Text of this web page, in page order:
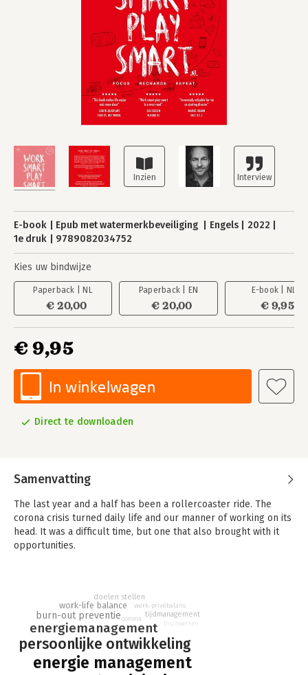
E-book Epub met watermerkbeveiliging Engels
2022
1e druk
9789082034752
Kies uw bindwijze
Paperback | NL
€ 20,00
Paperback | EN
€ 20,00
E-book | NL
€ 9,95
€ 9,95
In winkelwagen
Direct te downloaden
Samenvatting
The last year and a half has been a rollercoaster ride. The
corona crisis turned daily life and our manner of working on its
head. It was a difficult time, but one that also brought with it
opportunities.
in an increasingly efficient era, which means we keep getting
busier and busier.
To ride the wave of change, youʼll have to work smarter, not
harder—otherwise you might be swallowed by the wave and
washed up (and burned out) on the surf.
energie management
persoonlijke ontwikkeling
energiemanagement
burn-out preventie
work-life balance
corona
doelen stellen
werk-privébalans
tijdmanagement
thuiswerken